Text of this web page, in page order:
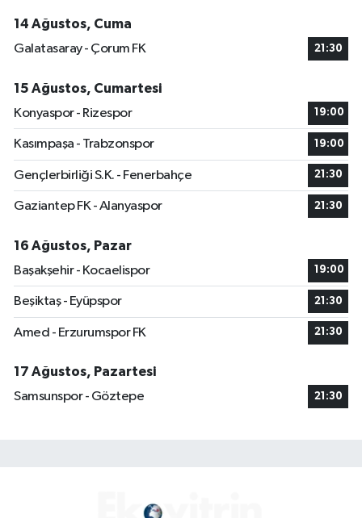
14 Ağustos, Cuma
Galatasaray - Çorum FK
21:30
15 Ağustos, Cumartesi
Konyaspor - Rizespor
19:00
Kasımpaşa - Trabzonspor 19:00
Gençlerbirliği S.K. - Fenerbahçe 21:30
Gaziantep FK - Alanyaspor 21:30
16 Ağustos, Pazar
Başakşehir - Kocaelispor
19:00
Beşiktaş - Eyüpspor 21:30
Amed - Erzurumspor FK 21:30
17 Ağustos, Pazartesi
Samsunspor - Göztepe
21:30